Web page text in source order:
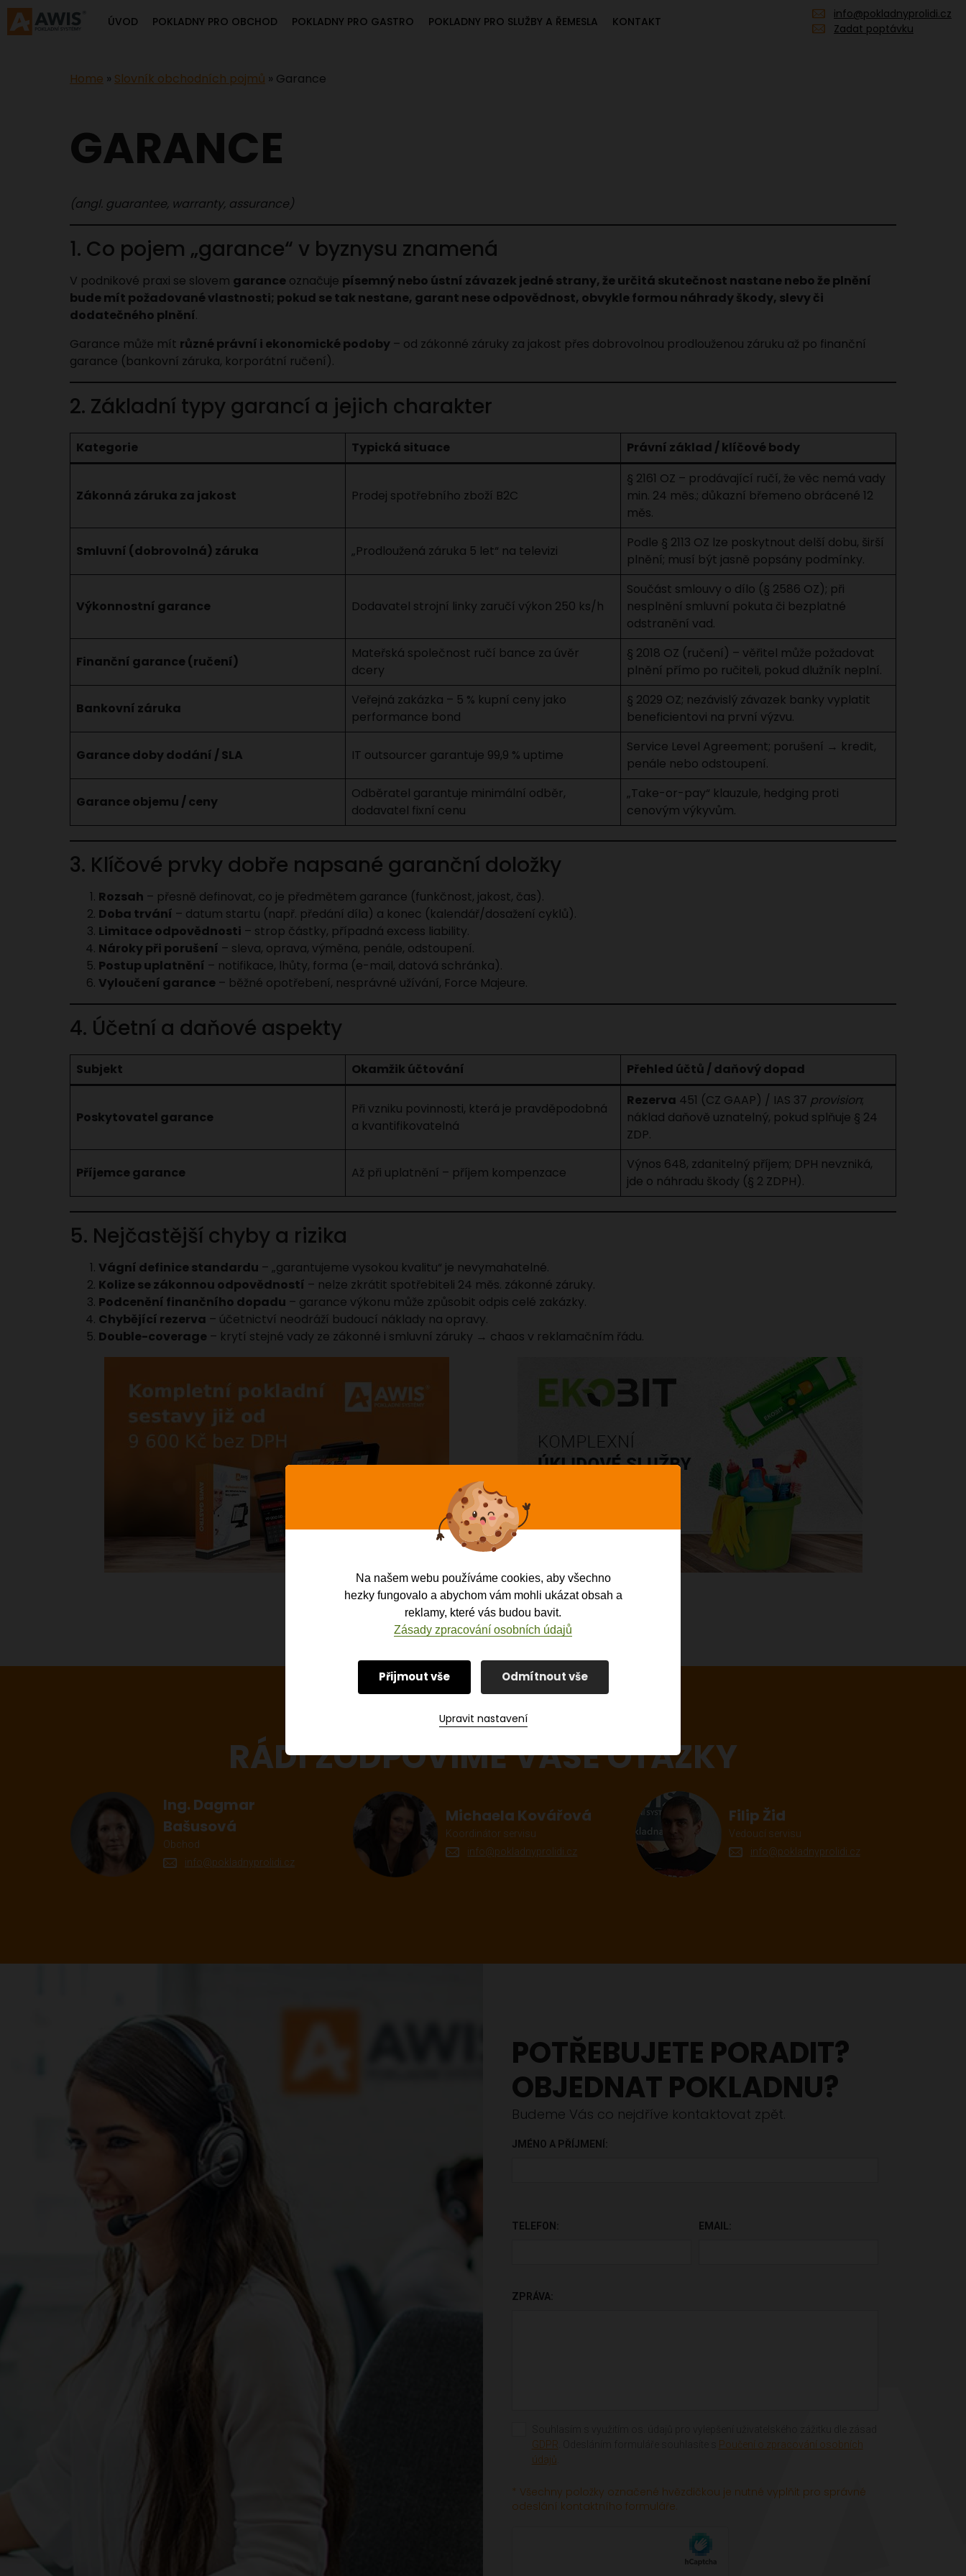
ÚVOD POKLADNY PRO OBCHOD POKLADNY PRO GASTRO POKLADNY PRO SLUŽBY A ŘEMESLA KONTAKT
info@pokladnyprolidi.cz
Zadat poptávku
Home » Slovník obchodních pojmů » Garance
GARANCE
(angl. guarantee, warranty, assurance)
1. Co pojem „garance“ v byznysu znamená
V podnikové praxi se slovem garance označuje písemný nebo ústní závazek jedné strany, že určitá skutečnost nastane nebo že plnění
bude mít požadované vlastnosti; pokud se tak nestane, garant nese odpovědnost, obvykle formou náhrady škody, slevy či
dodatečného plnění.
Garance může mít různé právní i ekonomické podoby – od zákonné záruky za jakost přes dobrovolnou prodlouženou záruku až po finanční
garance (bankovní záruka, korporátní ručení).
2. Základní typy garancí a jejich charakter
Kategorie Typická situace Právní základ / klíčové body
Zákonná záruka za jakost Prodej spotřebního zboží B2C
§ 2161 OZ – prodávající ručí, že věc nemá vady
min. 24 měs.; důkazní břemeno obrácené 12
měs.
Smluvní (dobrovolná) záruka „Prodloužená záruka 5 let“ na televizi
Podle § 2113 OZ lze poskytnout delší dobu, širší
plnění; musí být jasně popsány podmínky.
Výkonnostní garance Dodavatel strojní linky zaručí výkon 250 ks/h
Součást smlouvy o dílo (§ 2586 OZ); při
nesplnění smluvní pokuta či bezplatné
odstranění vad.
Finanční garance (ručení)
Mateřská společnost ručí bance za úvěr
dcery
§ 2018 OZ (ručení) – věřitel může požadovat
plnění přímo po ručiteli, pokud dlužník neplní.
Bankovní záruka
Veřejná zakázka – 5 % kupní ceny jako
performance bond
§ 2029 OZ; nezávislý závazek banky vyplatit
beneficientovi na první výzvu.
Garance doby dodání / SLA IT outsourcer garantuje 99,9 % uptime
Service Level Agreement; porušení → kredit,
penále nebo odstoupení.
Garance objemu / ceny
Odběratel garantuje minimální odběr,
dodavatel fixní cenu
„Take-or-pay“ klauzule, hedging proti
cenovým výkyvům.
3. Klíčové prvky dobře napsané garanční doložky
Rozsah – přesně definovat, co je předmětem garance (funkčnost, jakost, čas).
Doba trvání – datum startu (např. předání díla) a konec (kalendář/dosažení cyklů).
Limitace odpovědnosti – strop částky, případná excess liability.
Nároky při porušení – sleva, oprava, výměna, penále, odstoupení.
Postup uplatnění – notifikace, lhůty, forma (e-mail, datová schránka).
Vyloučení garance – běžné opotřebení, nesprávné užívání, Force Majeure.
4. Účetní a daňové aspekty
Subjekt Okamžik účtování Přehled účtů / daňový dopad
Poskytovatel garance
Při vzniku povinnosti, která je pravděpodobná
a kvantifikovatelná
Rezerva 451 (CZ GAAP) / IAS 37 provision;
náklad daňově uznatelný, pokud splňuje § 24
ZDP.
Příjemce garance Až při uplatnění – příjem kompenzace
Výnos 648, zdanitelný příjem; DPH nevzniká,
jde o náhradu škody (§ 2 ZDPH).
5. Nejčastější chyby a rizika
Vágní definice standardu – „garantujeme vysokou kvalitu“ je nevymahatelné.
Kolize se zákonnou odpovědností – nelze zkrátit spotřebiteli 24 měs. zákonné záruky.
Podcenění finančního dopadu – garance výkonu může způsobit odpis celé zakázky.
Chybějící rezerva – účetnictví neodráží budoucí náklady na opravy.
Double-coverage – krytí stejné vady ze zákonné i smluvní záruky → chaos v reklamačním řádu.
RÁDI ZODPOVÍME VAŠE OTÁZKY
Ing. Dagmar
Bašusová
Obchod
info@pokladnyprolidi.cz
Michaela Kovářová
Koordinátor servisu
info@pokladnyprolidi.cz
Filip Žid
Vedoucí servisu
info@pokladnyprolidi.cz
POTŘEBUJETE PORADIT?
OBJEDNAT POKLADNU?
Budeme Vás co nejdříve kontaktovat zpět.
JMÉNO A PŘÍJMENÍ:
TELEFON:
EMAIL:
ZPRÁVA:
GDPR
Poučení o zpracování osobních
údajů
* Všechny položky označené hvězdičkou je nutné vyplňit pro správné
odeslání kontaktního formuláře.
Na našem webu používáme cookies, aby všechno
hezky fungovalo a abychom vám mohli ukázat obsah a
reklamy, které vás budou bavit.
Zásady zpracování osobních údajů
Přijmout vše Odmítnout vše
Upravit nastavení